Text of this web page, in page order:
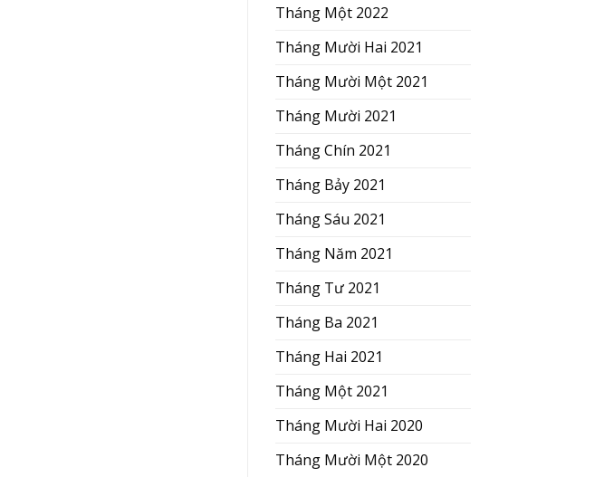
Tháng Một 2022
Tháng Mười Hai 2021
Tháng Mười Một 2021
Tháng Mười 2021
Tháng Chín 2021
Tháng Bảy 2021
Tháng Sáu 2021
Tháng Năm 2021
Tháng Tư 2021
Tháng Ba 2021
Tháng Hai 2021
Tháng Một 2021
Tháng Mười Hai 2020
Tháng Mười Một 2020